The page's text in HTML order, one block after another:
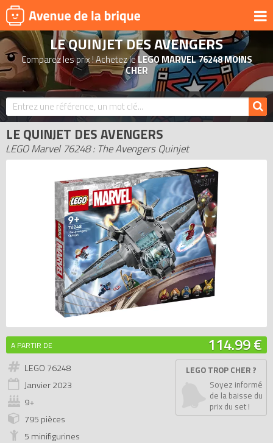
UNIVERS
PRODUITS DÉRIVÉS
NOUVEAUTÉS
LEGO 2026
BONS PLANS
ACTUALITÉS
ASSOCIATIONS DE FANS
EXPOSITIONS LEGO
LEGO LES PLUS CHERS
DERNIERS LEGO AJOUTÉS
LE QUINJET DES AVENGERS
Comparez les prix ! Achetez leLEGO MARVEL 76248 MOINS
CHER
LE QUINJET DES AVENGERS
LEGO Marvel 76248 : The Avengers Quinjet
A PARTIR DE 114.99 €
LEGO 76248
Janvier2023
9+
795 pièces
5 minifigurines
LEGO TROP CHER ?
Soyez informé
de la baisse du
prix du set !